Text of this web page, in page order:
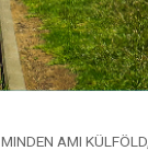
MINDEN AMI KÜLFÖLD